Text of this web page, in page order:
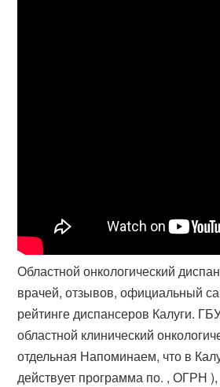
Областной онкологический
врачей, отзывов, официальный
рейтинге диспансеров Калуги.
областной клинический
отдельная Напоминаем, что в
действует программа по​. , ОГРН ),